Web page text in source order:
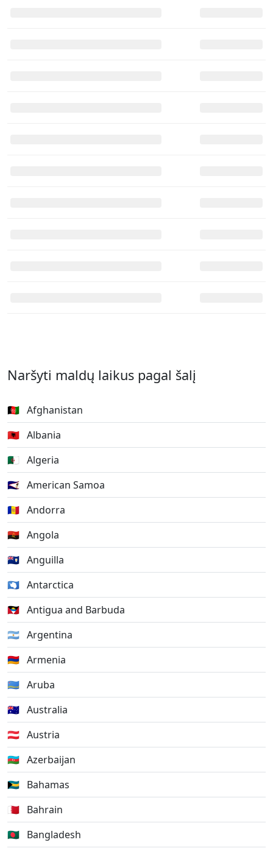
Naršyti maldų laikus pagal šalį
🇦🇫 Afghanistan
🇦🇱 Albania
🇩🇿 Algeria
🇦🇸 American Samoa
🇦🇩 Andorra
🇦🇴 Angola
🇦🇮 Anguilla
🇦🇶 Antarctica
🇦🇬 Antigua and Barbuda
🇦🇷 Argentina
🇦🇲 Armenia
🇦🇼 Aruba
🇦🇺 Australia
🇦🇹 Austria
🇦🇿 Azerbaijan
🇧🇸 Bahamas
🇧🇭 Bahrain
🇧🇩 Bangladesh